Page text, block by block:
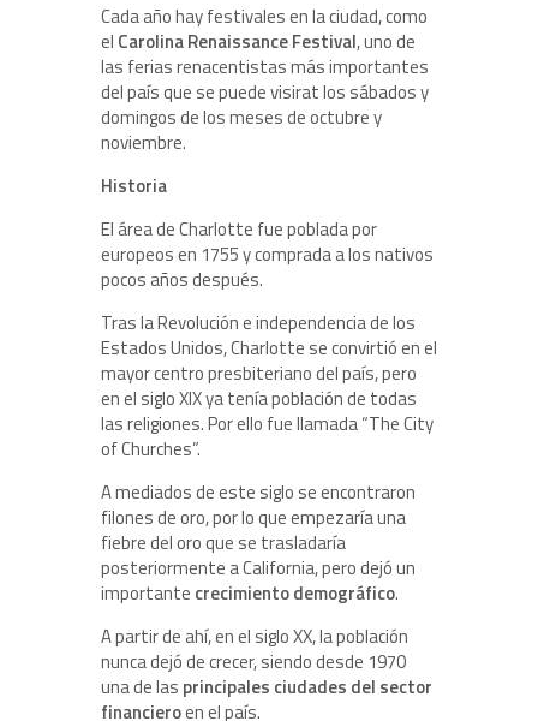
Cada año hay festivales en la ciudad, como
el Carolina Renaissance Festival, uno de
las ferias renacentistas más importantes
del país que se puede visirat los sábados y
domingos de los meses de octubre y
noviembre.
Historia
El área de Charlotte fue poblada por
europeos en 1755 y comprada a los nativos
pocos años después.
Tras la Revolución e independencia de los
Estados Unidos, Charlotte se convirtió en el
mayor centro presbiteriano del país, pero
en el siglo XIX ya tenía población de todas
las religiones. Por ello fue llamada “The City
of Churches”.
A mediados de este siglo se encontraron
filones de oro, por lo que empezaría una
fiebre del oro que se trasladaría
posteriormente a California, pero dejó un
importante crecimiento demográfico.
A partir de ahí, en el siglo XX, la población
nunca dejó de crecer, siendo desde 1970
una de las principales ciudades del sector
financieroen el país.